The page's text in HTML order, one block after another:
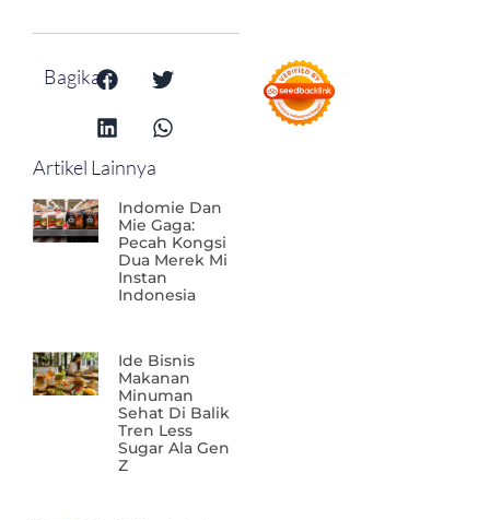
Bagikan:
Artikel Lainnya
Indomie Dan
Mie Gaga:
Pecah Kongsi
Dua Merek Mi
Instan
Indonesia
Ide Bisnis
Makanan
Minuman
Sehat Di Balik
Tren Less
Sugar Ala Gen
Z